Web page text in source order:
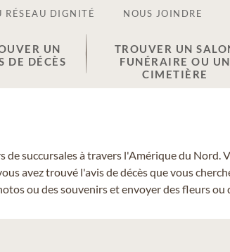
RÉSEAU DIGNITÉ NOUS JOINDRE
UN
DE DÉCÈS
TROUVER UN
FUNÉRAIRE OU UN
CIMETIÈRE
de succursales à travers l'Amérique du Nord.
avez trouvé l'avis de décès que vous
ou des souvenirs et envoyer des fleurs ou